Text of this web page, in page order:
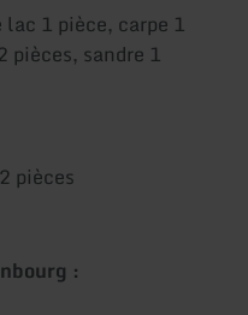
1 pièce, carpe 1
pièces, sandre 1
pièces
: